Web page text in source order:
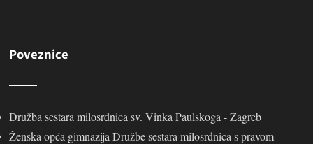
Poveznice
Družba sestara milosrdnica sv. Vinka Paulskoga - Zagreb
Ženska opća gimnazija Družbe sestara milosrdnica s pravom